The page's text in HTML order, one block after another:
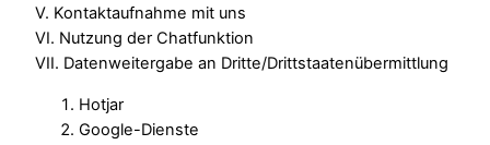
V. Kontaktaufnahme mit uns
VI. Nutzung der Chatfunktion
VII. Datenweitergabe an Dritte/Drittstaatenübermittlung
Hotjar
Google-Dienste